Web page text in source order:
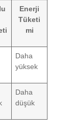
Enerji
Tüketi
mi
Daha
yüksek
Daha
düşük